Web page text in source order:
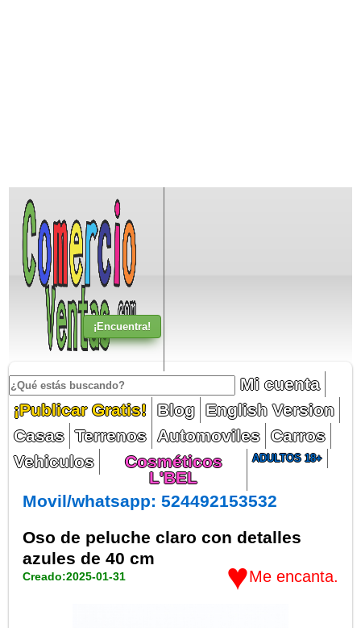
Mi cuenta
¡Publicar Gratis!
Blog English Version
Casas Terrenos Automoviles Carros
Vehiculos
Cosméticos
L'BEL
ADULTOS 18+
Movil/whatsapp: 524492153532
Oso de peluche claro con detalles
azules de 40 cm
Creado:2025-01-31 ♥Me encanta.